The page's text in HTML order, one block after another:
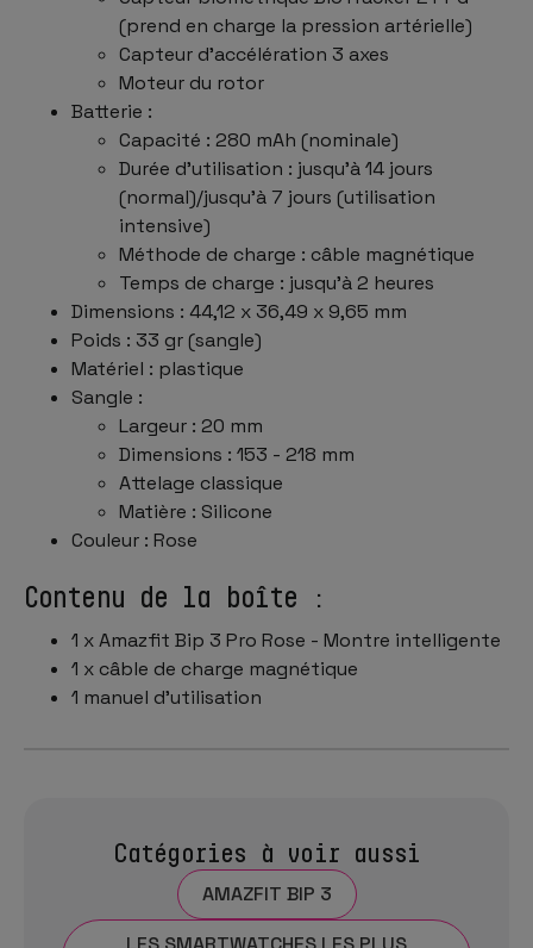
(prend en charge la pression artérielle)
Capteur d'accélération 3 axes
Moteur du rotor
Batterie :
Capacité : 280 mAh (nominale)
Durée d'utilisation : jusqu'à 14 jours
(normal)/jusqu'à 7 jours (utilisation
intensive)
Méthode de charge : câble magnétique
Temps de charge : jusqu'à 2 heures
Dimensions : 44,12 x 36,49 x 9,65 mm
Poids : 33 gr (sangle)
Matériel : plastique
Sangle :
Largeur : 20 mm
Dimensions : 153 - 218 mm
Attelage classique
Matière : Silicone
Couleur : Rose
Contenu de la boîte :
1 x Amazfit Bip 3 Pro Rose - Montre intelligente
1 x câble de charge magnétique
1 manuel d'utilisation
Catégories à voir aussi
AMAZFIT BIP 3